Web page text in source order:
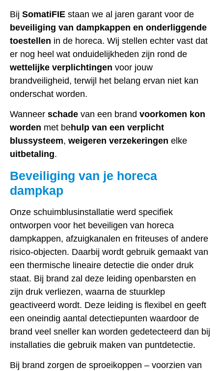
Bij SomatiFIE staan we al jaren garant voor de
beveiliging van dampkappen en onderliggende
toestellen in de horeca. Wij stellen echter vast dat
er nog heel wat onduidelijkheden zijn rond de
wettelijke verplichtingen voor jouw
brandveiligheid, terwijl het belang ervan niet kan
onderschat worden.
Wanneer schade van een brand voorkomen kon
worden met behulp van een verplicht
blussysteem, weigeren verzekeringen elke
uitbetaling.
Beveiliging van je horeca
dampkap
Onze schuimblusinstallatie werd specifiek
ontworpen voor het beveiligen van horeca
dampkappen, afzuigkanalen en friteuses of andere
risico-objecten. Daarbij wordt gebruik gemaakt van
een thermische lineaire detectie die onder druk
staat. Bij brand zal deze leiding openbarsten en
zijn druk verliezen, waarna de stuurklep
geactiveerd wordt. Deze leiding is flexibel en geeft
een oneindig aantal detectiepunten waardoor de
brand veel sneller kan worden gedetecteerd dan bij
installaties die gebruik maken van puntdetectie.
Bij brand zorgen de sproeikoppen – voorzien van